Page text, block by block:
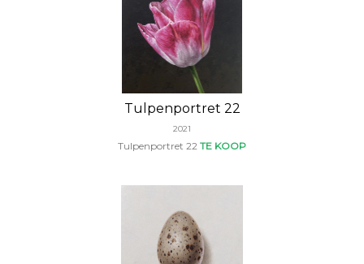
Tulpenportret 22
2021
Tulpenportret 22 TE KOOP